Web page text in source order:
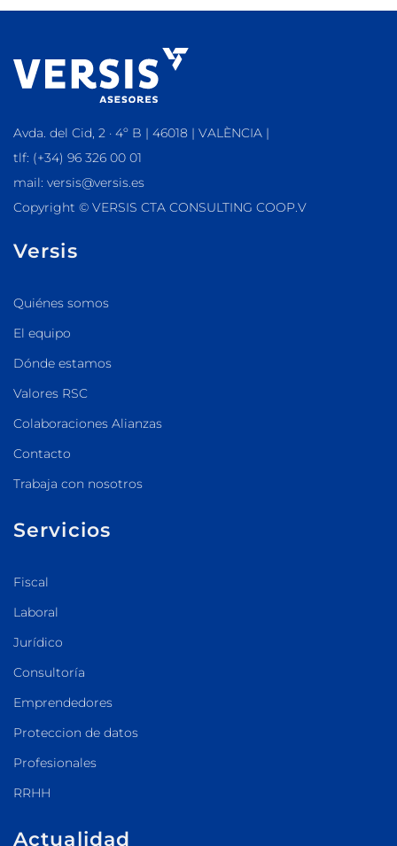
Avda. del Cid, 2 · 4º B | 46018 | VALÈNCIA |
tlf: (+34) 96 326 00 01
mail: versis@versis.es
Copyright © VERSIS CTA CONSULTING COOP.V
Versis
Quiénes somos
El equipo
Dónde estamos
Valores RSC
Colaboraciones Alianzas
Contacto
Trabaja con nosotros
Servicios
Fiscal
Laboral
Jurídico
Consultoría
Emprendedores
Proteccion de datos
Profesionales
RRHH
Actualidad